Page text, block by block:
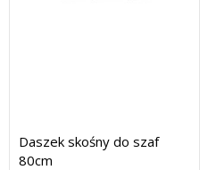
Daszek skośny do szaf
80cm